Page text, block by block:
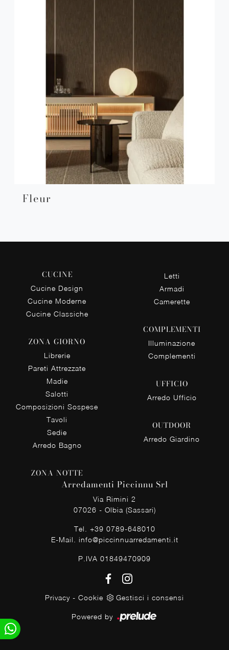
Fleur
CUCINE
Cucine Design
Cucine Moderne
Cucine Classiche
ZONA GIORNO
Librerie
Pareti Attrezzate
Madie
Salotti
Composizioni Sospese
Tavoli
Sedie
Arredo Bagno
ZONA NOTTE
Letti
Armadi
Camerette
COMPLEMENTI
Illuminazione
Complementi
UFFICIO
Arredo Ufficio
OUTDOOR
Arredo Giardino
Arredamenti Piccinnu Srl
Via Rimini 2
07026 - Olbia (Sassari)
Tel. +39 0789-648010
E-Mail. info@piccinnuarredamenti.it
P.IVA 01849470909
Privacy - Cookie Gestisci i consensi
Powered by